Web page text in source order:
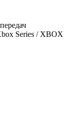
Series / XBOX